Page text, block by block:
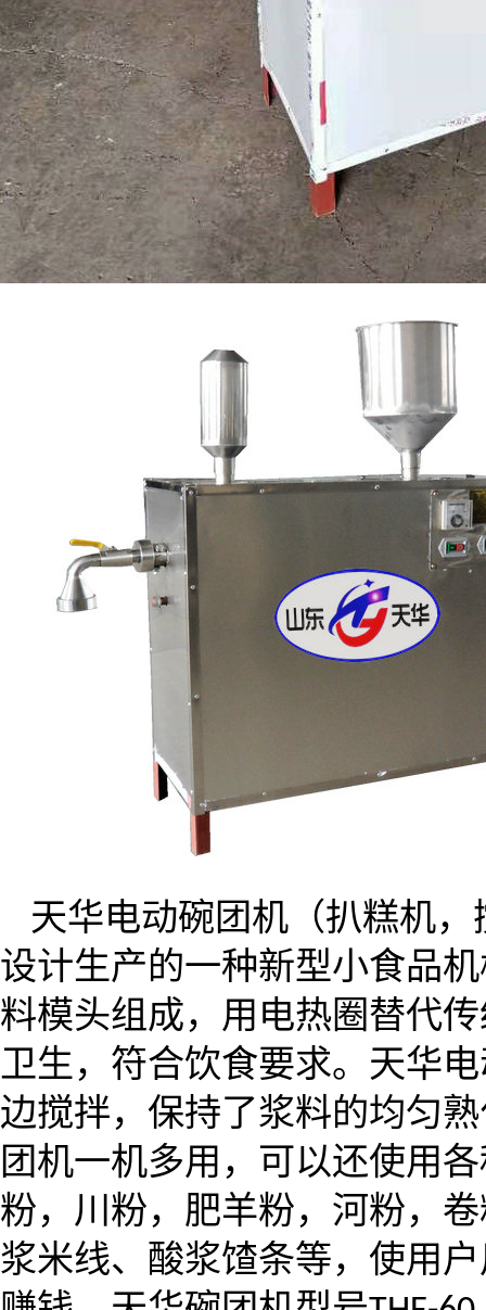
天华电动碗团机（扒糕机
设计生产的一种新型小食品
料模头组成，用电热圈替代
卫生，符合饮食要求。天华
边搅拌，保持了浆料的均匀
团机一机多用，可以还使用
粉，川粉，肥羊粉，河粉，
浆米线、酸浆馇条等，使用